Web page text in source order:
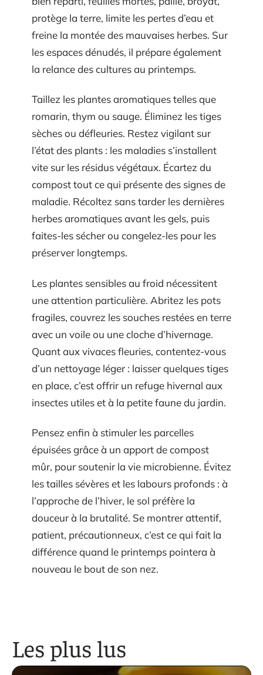
protège la terre, limite les pertes d’eau et
freine la montée des mauvaises herbes. Sur
les espaces dénudés, il prépare également
la relance des cultures au printemps.
Taillez les plantes aromatiques telles que
romarin, thym ou sauge. Éliminez les tiges
sèches ou défleuries. Restez vigilant sur
l’état des plants : les maladies s’installent
vite sur les résidus végétaux. Écartez du
compost tout ce qui présente des signes de
maladie. Récoltez sans tarder les dernières
herbes aromatiques avant les gels, puis
faites-les sécher ou congelez-les pour les
préserver longtemps.
Les plantes sensibles au froid nécessitent
une attention particulière. Abritez les pots
fragiles, couvrez les souches restées en terre
avec un voile ou une cloche d’hivernage.
Quant aux vivaces fleuries, contentez-vous
d’un nettoyage léger : laisser quelques tiges
en place, c’est offrir un refuge hivernal aux
insectes utiles et à la petite faune du jardin.
Pensez enfin à stimuler les parcelles
épuisées grâce à un apport de compost
mûr, pour soutenir la vie microbienne. Évitez
les tailles sévères et les labours profonds : à
l’approche de l’hiver, le sol préfère la
douceur à la brutalité. Se montrer attentif,
patient, précautionneux, c’est ce qui fait la
différence quand le printemps pointera à
nouveau le bout de son nez.
Les plus lus